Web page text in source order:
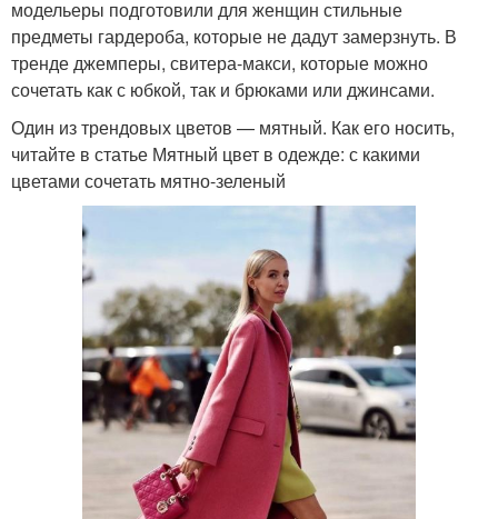
модельеры подготовили для женщин стильные
предметы гардероба, которые не дадут замерзнуть. В
тренде джемперы, свитера-макси, которые можно
сочетать как с юбкой, так и брюками или джинсами.
Один из трендовых цветов — мятный. Как его носить,
читайте в статье Мятный цвет в одежде: с какими
цветами сочетать мятно-зеленый